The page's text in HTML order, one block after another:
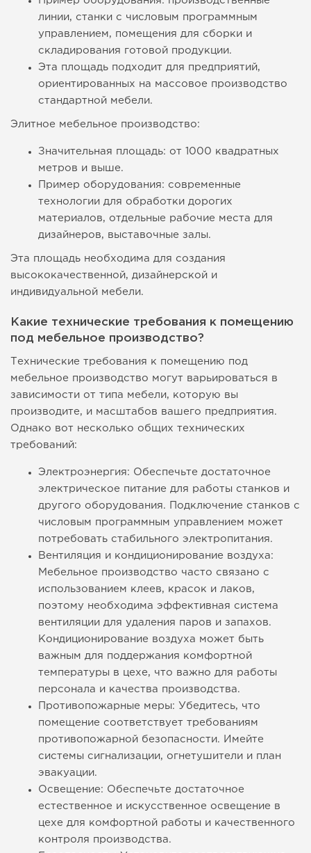
линии, станки с числовым программным
управлением, помещения для сборки и
складирования готовой продукции.
Эта площадь подходит для предприятий,
ориентированных на массовое производство
стандартной мебели.
Элитное мебельное производство:
Значительная площадь: от 1000 квадратных
метров и выше.
Пример оборудования: современные
технологии для обработки дорогих
материалов, отдельные рабочие места для
дизайнеров, выставочные залы.
Эта площадь необходима для создания
высококачественной, дизайнерской и
индивидуальной мебели.
Какие технические требования к помещению
под мебельное производство?
Технические требования к помещению под
мебельное производство могут варьироваться в
зависимости от типа мебели, которую вы
производите, и масштабов вашего предприятия.
Однако вот несколько общих технических
требований:
Электроэнергия: Обеспечьте достаточное
электрическое питание для работы станков и
другого оборудования. Подключение станков с
числовым программным управлением может
потребовать стабильного электропитания.
Вентиляция и кондиционирование воздуха:
Мебельное производство часто связано с
использованием клеев, красок и лаков,
поэтому необходима эффективная система
вентиляции для удаления паров и запахов.
Кондиционирование воздуха может быть
важным для поддержания комфортной
температуры в цехе, что важно для работы
персонала и качества производства.
Противопожарные меры: Убедитесь, что
помещение соответствует требованиям
противопожарной безопасности. Имейте
системы сигнализации, огнетушители и план
эвакуации.
Освещение: Обеспечьте достаточное
естественное и искусственное освещение в
цехе для комфортной работы и качественного
контроля производства.